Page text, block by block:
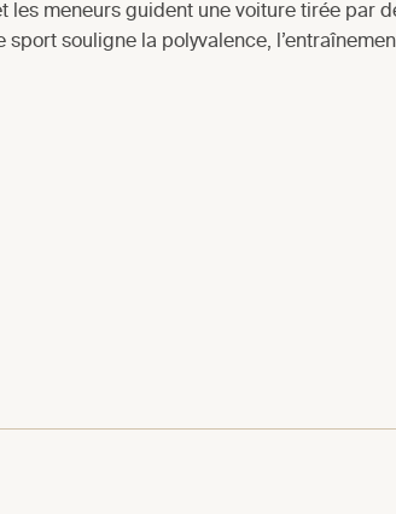
les meneurs guident une voiture tirée par
sport souligne la polyvalence,